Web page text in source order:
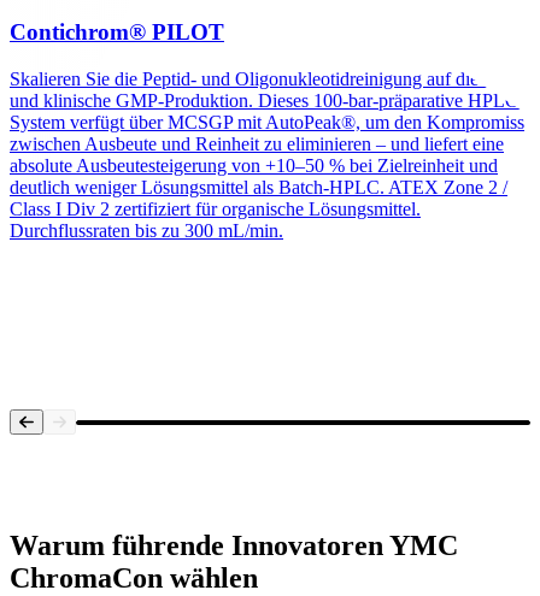
Contichrom® PILOT
Skalieren Sie die Peptid- und Oligonukleotidreinigung auf die Pilot-
und klinische GMP-Produktion. Dieses 100-bar-präparative HPLC-
System verfügt über MCSGP mit AutoPeak®, um den Kompromiss
zwischen Ausbeute und Reinheit zu eliminieren – und liefert eine
absolute Ausbeutesteigerung von +10–50 % bei Zielreinheit und
deutlich weniger Lösungsmittel als Batch-HPLC. ATEX Zone 2 /
Class I Div 2 zertifiziert für organische Lösungsmittel.
Durchflussraten bis zu 300 mL/min.
Warum führende Innovatoren YMC
ChromaCon wählen